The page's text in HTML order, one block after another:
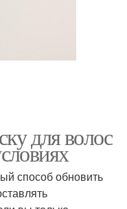
для волос
способ обновить